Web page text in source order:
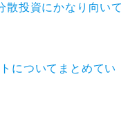
散投資にかなり向いて
についてまとめてい